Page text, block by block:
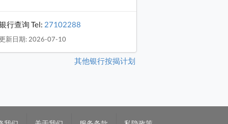
行查询 Tel: 27102288
新日期: 2026-07-10
其他银行按揭计划